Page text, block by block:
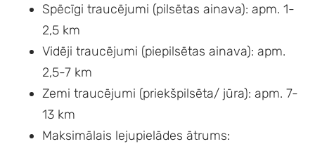
Spēcīgi traucējumi (pilsētas ainava): apm. 1-
2,5 km
Vidēji traucējumi (piepilsētas ainava): apm.
2,5-7 km
Zemi traucējumi (priekšpilsēta/ jūra): apm. 7-
13 km
Maksimālais lejupielādes ātrums: